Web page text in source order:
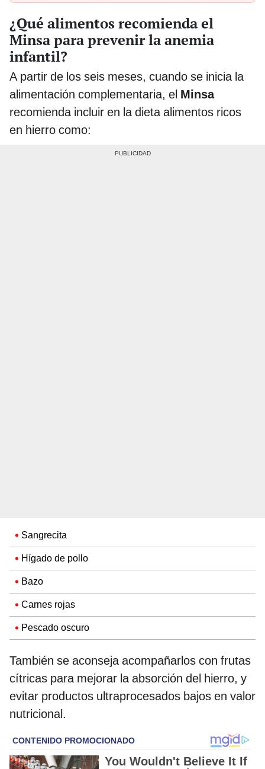
¿Qué alimentos recomienda el
Minsa para prevenir la anemia
infantil?
A partir de los seis meses, cuando se inicia la
alimentación complementaria, el Minsa
recomienda incluir en la dieta alimentos ricos
en hierro como:
Sangrecita
Hígado de pollo
Bazo
Carnes rojas
Pescado oscuro
También se aconseja acompañarlos con frutas
cítricas para mejorar la absorción del hierro, y
evitar productos ultraprocesados bajos en valor
nutricional.